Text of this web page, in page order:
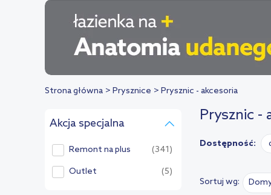
Strona główna Prysznice Prysznic - akcesoria
Akcja specjalna
Remont na plus (341)
Outlet (5)
Prysznic -
Dostępność:
Sortuj wg: